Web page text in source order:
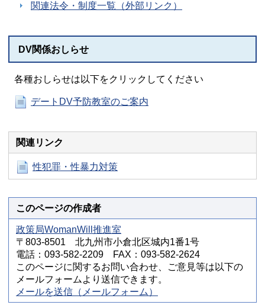
関連法令・制度一覧（外部リンク）
DV関係おしらせ
各種おしらせは以下をクリックしてください
デートDV予防教室のご案内
関連リンク
性犯罪・性暴力対策
このページの作成者
政策局WomanWill推進室
〒803-8501 北九州市小倉北区城内1番1号
電話：093-582-2209 FAX：093-582-2624
このページに関するお問い合わせ、ご意見等は以下の
メールフォームより送信できます。
メールを送信（メールフォーム）